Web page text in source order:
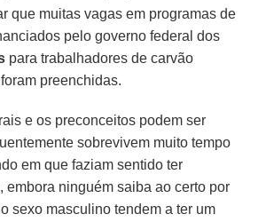
que muitas vagas em programas de
pelo governo federal dos
para trabalhadores de carvão
preenchidas.
e os preconceitos podem ser
sobrevivem muito tempo
em que faziam sentido ter
embora ninguém saiba ao certo por
sexo masculino tendem a ter um